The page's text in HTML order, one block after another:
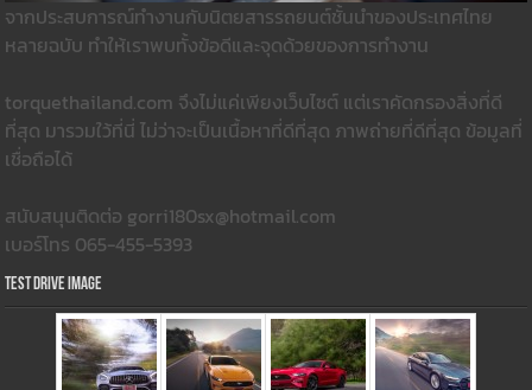
จากประสบการณ์ทำงานกับนิตยสารรถยนต์ชั้นนำของประเทศไทย
หลายฉบับ ทำให้เราพบทั้งข้อดีและจุดด้วยของการทำงาน
torquethailand.com จึงไม่แค่เพียงเว็บไซต์ แต่เราคัดกรองสิ่งที่ดี
ที่สุด มารวมใว้ที่นี่ ไม่ว่าจะเป็นเนื้อหาที่ดีที่สุด ภาพถ่ายที่ดีที่สุด ข้อมูลที่
เชื่อถือได้
สนับสนุนติดต่อ gorri180sx@hotmail.com
เบอร์โทร 065-455-5393
Test Drive Image